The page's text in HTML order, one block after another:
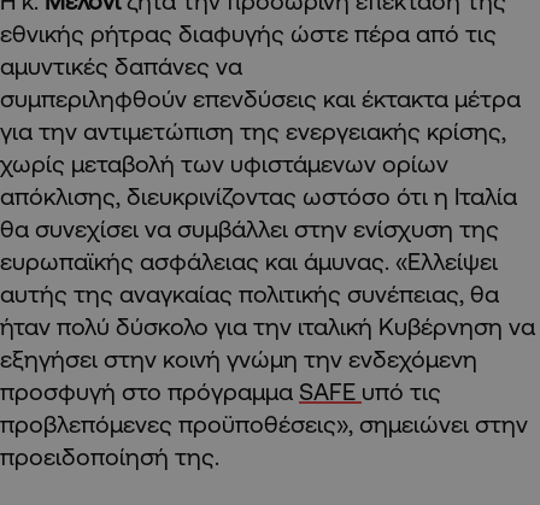
εθνικής ρήτρας διαφυγής ώστε πέρα από τις
αμυντικές δαπάνες να
συμπεριληφθούν επενδύσεις και έκτακτα μέτρα
για την αντιμετώπιση της ενεργειακής κρίσης,
χωρίς μεταβολή των υφιστάμενων ορίων
απόκλισης, διευκρινίζοντας ωστόσο ότι η Ιταλία
θα συνεχίσει να συμβάλλει στην ενίσχυση της
ευρωπαϊκής ασφάλειας και άμυνας. «Ελλείψει
αυτής της αναγκαίας πολιτικής συνέπειας, θα
ήταν πολύ δύσκολο για την ιταλική Κυβέρνηση να
εξηγήσει στην κοινή γνώμη την ενδεχόμενη
προσφυγή στο πρόγραμμα SAFE υπό τις
προβλεπόμενες προϋποθέσεις», σημειώνει στην
προειδοποίησή της.